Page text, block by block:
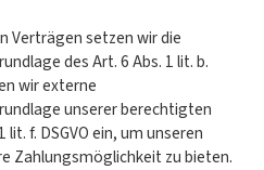
Verträgen setzen wir die
des Art. 6 Abs. 1 lit. b.
wir externe
unserer berechtigten
f. DSGVO ein, um unseren
Zahlungsmöglichkeit zu bieten.